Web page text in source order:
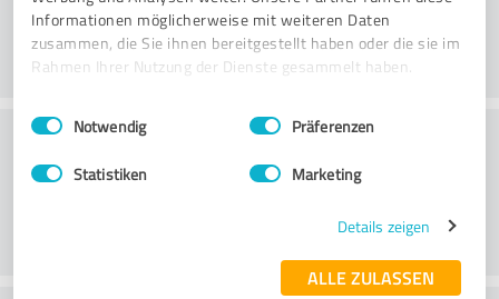
Informationen möglicherweise mit weiteren Daten
zusammen, die Sie ihnen bereitgestellt haben oder die sie im
Rahmen Ihrer Nutzung der Dienste gesammelt haben.
Impressum Datenschutzbestimmungen
Einwilligungsauswahl
Notwendig Präferenzen
Statistiken Marketing
Details zeigen
ALLE ZULASSEN
Klienditeenindus